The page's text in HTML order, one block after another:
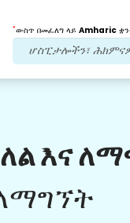
*ውስጥ በመፈለግ ላይ Amharic
እና